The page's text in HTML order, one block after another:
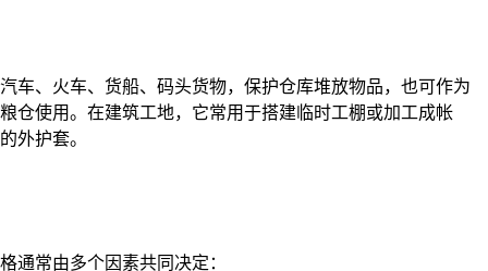
车、火车、货船、码头货物，保护仓库堆放物品，也可作为
仓使用。在建筑工地，它常用于搭建临时工棚或加工成帐
外护套。
通常由多个因素共同决定：